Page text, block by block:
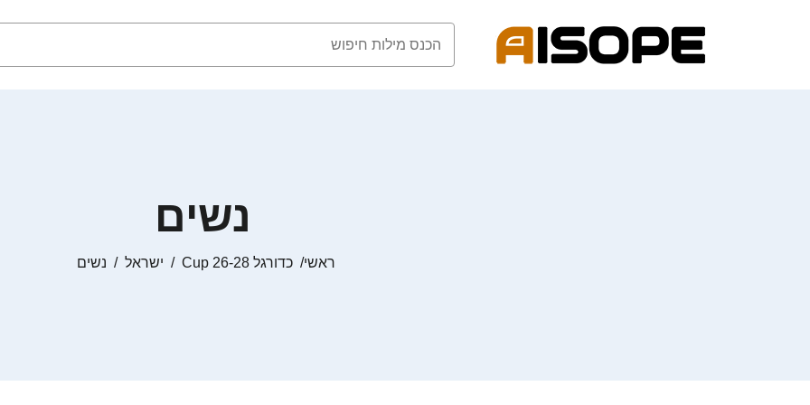
נשים
ראשי כדורגל Cup 26-28 ישראל נשים